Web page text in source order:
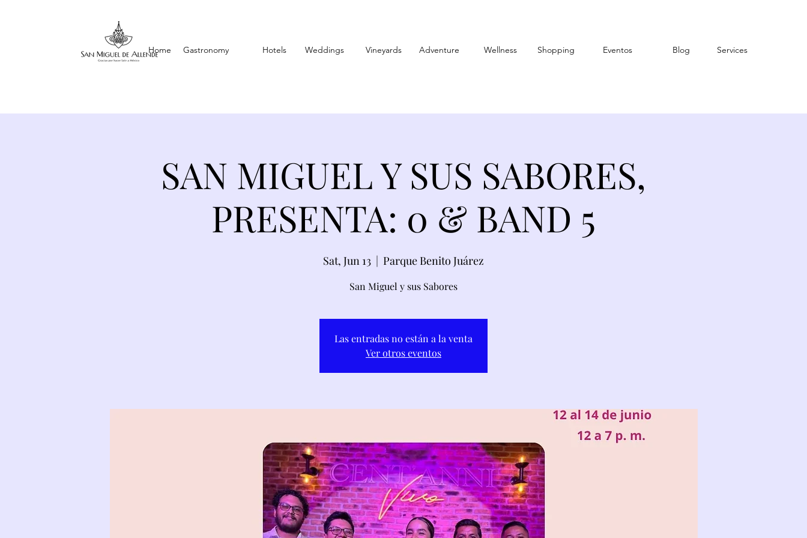
Home Gastronomy Hotels Weddings Vineyards Adventure Wellness Shopping Eventos Blog Services
SAN MIGUEL Y SUS SABORES,
PRESENTA: 0 & BAND 5
Sat, Jun 13
  |
Parque Benito Juárez
San Miguel y sus Sabores
Las entradas no están a la venta
Ver otros eventos